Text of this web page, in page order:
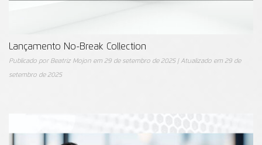
Lançamento No-Break Collection
Publicado por Beatriz Mojon em 29 de setembro de 2025| Atualizado em 29 de
setembro de 2025